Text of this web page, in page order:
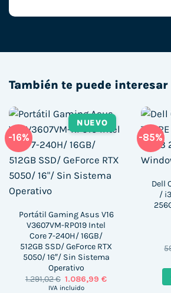
También te puede interesar
-16%
NUEVO
Portátil Gaming Asus V16
V3607VM-RP019 Intel
Core 7-240H/ 16GB/
512GB SSD/ GeForce RTX
5050/ 16″/ Sin Sistema
Operativo
1.291,02€ El
precio
1.086,99€El
IVA incluido
-85%
Dell
/